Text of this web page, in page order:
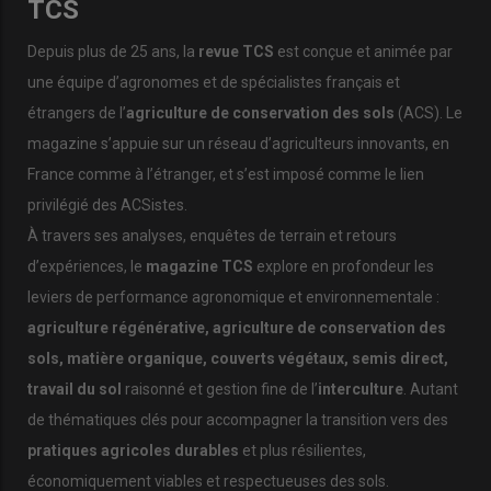
TCS
Depuis plus de 25 ans, la revue TCS est conçue et animée par
une équipe d’agronomes et de spécialistes français et
étrangers de l’agriculture de conservation des sols (ACS). Le
magazine s’appuie sur un réseau d’agriculteurs innovants, en
France comme à l’étranger, et s’est imposé comme le lien
privilégié des ACSistes.
À travers ses analyses, enquêtes de terrain et retours
d’expériences, le magazine TCS explore en profondeur les
leviers de performance agronomique et environnementale :
agriculture régénérative, agriculture de conservation des
sols, matière organique, couverts végétaux, semis direct,
travail du sol raisonné et gestion fine de l’interculture. Autant
de thématiques clés pour accompagner la transition vers des
pratiques agricoles durables et plus résilientes,
économiquement viables et respectueuses des sols.